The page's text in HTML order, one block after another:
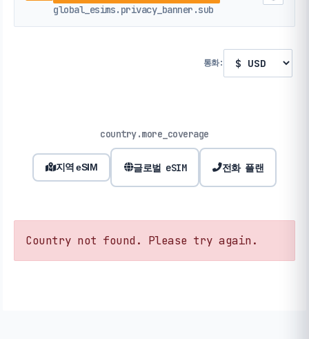
global_esims.privacy_banner.sub
통화:
country.more_coverage
지역 eSIM 글로벌 eSIM 전화 플랜
Country not found. Please try again.